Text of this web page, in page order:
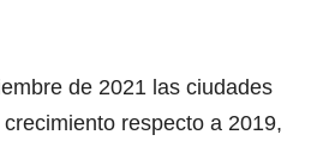
de 2021 las ciudades
respecto a 2019,